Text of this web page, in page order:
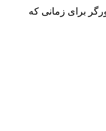
برای زمانی که